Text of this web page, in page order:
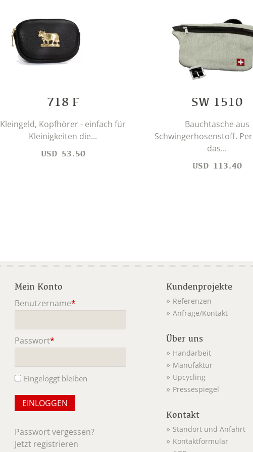
718 F
Kleingeld, Kopfhörer - einfach für
Kleinigkeiten die...
USD 53.50
SW 1510
Bauchtasche aus
Schwingerhosenstoff.
das...
USD 113.40
Mein Konto
Benutzername*
Passwort*
Eingeloggt bleiben
Passwort vergessen?
Jetzt registrieren
Kundenprojekte
Referenzen
Anfrage/Kontakt
Über uns
Handarbeit
Manufaktur
Upcycling
Pressespiegel
Kontakt
Standort und Anfahrt
Kontaktformular